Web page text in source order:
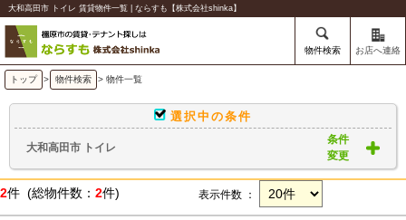
大和高田市 トイレ 賃貸物件一覧 | ならすも【株式会社shinka】
物件検索 お店へ連絡
トップ > 物件検索 > 物件一覧
選択中の条件
大和高田市 トイレ
条件
変更
2件 (総物件数： 2件) 表示件数 ：